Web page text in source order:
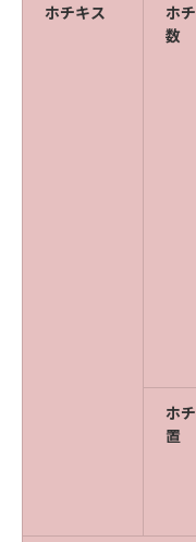
ホチキス
ホ
数
ホ
置